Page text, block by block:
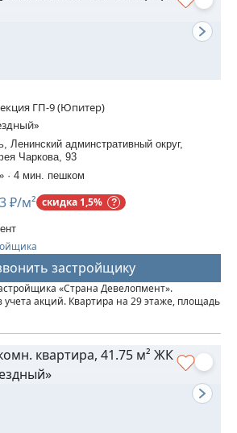
ГП-9 (Юпитер)
Ленинский админстративный округ,
Чаркова, 93
· 4 мин. пешком
₽/м² скидка 1,5%
застройщику
«Страна Девелопмент».
учета акций. Квартира на 29 этаже, площадь
— в 3 квартале 2025 года. Четыре 32-